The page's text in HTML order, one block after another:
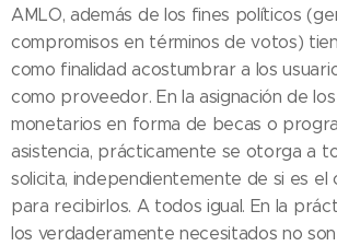
AMLO, además de los fines políticos
compromisos en términos de votos)
como finalidad acostumbrar a los
como proveedor. En la asignación de
monetarios en forma de becas o
asistencia, prácticamente se otorga a
solicita, independientemente de si es el
para recibirlos. A todos igual. En la
los verdaderamente necesitados no